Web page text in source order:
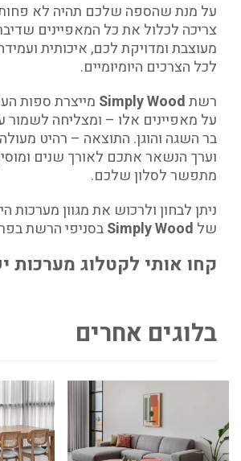
על מנת שהספה שלכם תהיה לא
צריכה לכלול את כל המאפיינים
מעוצבת ומדויקת לכם, איכותית
לכל הצרכים היומיומיים.
רשתSimply Wood מייצרת ספות
על מאפיינים אלו – ומצליחה לשמור
בר השגה והוגן. התוצאה – רהיט
וערך הנשאר אתכם לאורך שנים
מתפשר לסלון שלכם.
ניתן לבחון ולרכוש את מגוון מערכות
של Simply Woodבסניפי הרשת
קחו אותי לקטלוג מערכות
בלוגים אחרים